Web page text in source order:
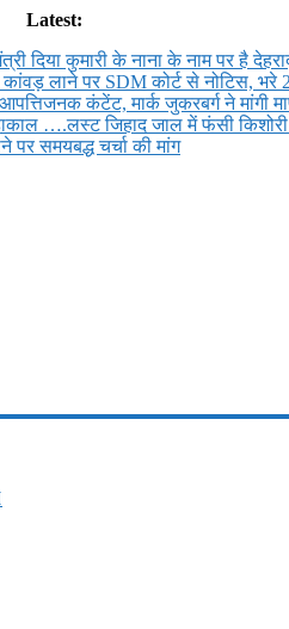
Latest:
दिया कुमारी के नाना के नाम पर है
कांवड़ लाने पर SDM कोर्ट से नोट‍िस,
कंटेंट, मार्क जुकरबर्ग ने मांगी
….लस्ट जिहाद जाल में फंसी किशोरी
पर समयबद्ध चर्चा की मांग